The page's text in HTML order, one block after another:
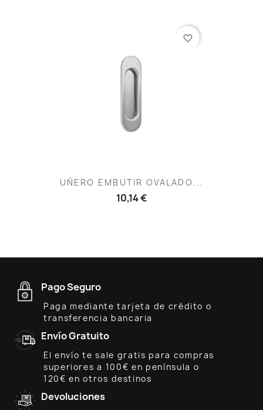
UÑERO EMBUTIR OVALADO...
10,14 €
favorite_border
Pago Seguro
Paga mediante tarjeta de crédito o
transferencia bancaria
Envío Gratuito
El envío te sale gratis para compras
superiores a 100€ en península o
120€ en otros destinos
Devoluciones